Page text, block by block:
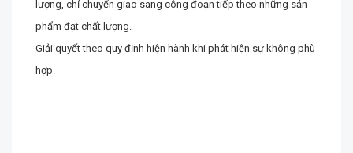
lượng, chỉ chuyển giao sang công đoạn tiếp theo những sản
phẩm đạt chất lượng.
Giải quyết theo quy định hiện hành khi phát hiện sự không phù
hợp.